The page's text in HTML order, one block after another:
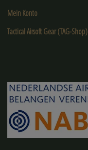
Mein Konto
Tactical Airsoft Gear (TAG-Shop)